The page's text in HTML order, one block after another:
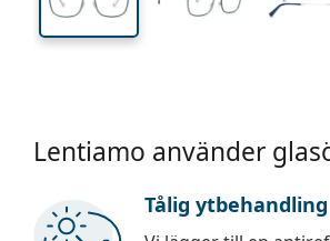
Lentiamo använder
Tålig ytbehandling